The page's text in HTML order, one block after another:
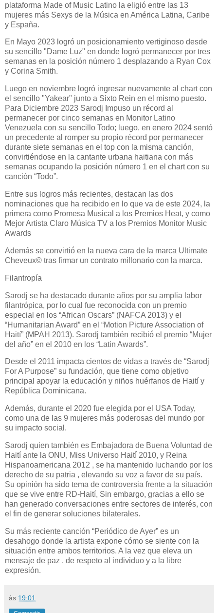
plataforma Made of Music Latino la eligió entre las 13
mujeres más Sexys de la Música en América Latina, Caribe
y España.
En Mayo 2023 logró un posicionamiento vertiginoso desde
su sencillo "Dame Luz" en donde logró permanecer por tres
semanas en la posición número 1 desplazando a Ryan Cox
y Corina Smith.
Luego en noviembre logró ingresar nuevamente al chart con
el sencillo "Yakear" junto a Sixto Rein en el mismo puesto.
Para Diciembre 2023 Sarodj Impuso un récord al
permanecer por cinco semanas en Monitor Latino
Venezuela con su sencillo Todo; luego, en enero 2024 sentó
un precedente al romper su propio récord por permanecer
durante siete semanas en el top con la misma canción,
convirtiéndose en la cantante urbana haitiana con más
semanas ocupando la posición número 1 en el chart con su
canción “Todo”.
Entre sus logros más recientes, destacan las dos
nominaciones que ha recibido en lo que va de este 2024, la
primera como Promesa Musical a los Premios Heat, y como
Mejor Artista Claro Música TV a los Premios Monitor Music
Awards
Además se convirtió́ en la nueva cara de la marca Ultimate
Cheveux© tras firmar un contrato millonario con la marca.
Filantropía
Sarodj se ha destacado durante años por su amplia labor
filantrópica, por lo cual fue reconocida con un premio
especial en los “African Oscars” (NAFCA 2013) y el
“Humanitarian Award” en el “Motion Picture Association of
Haití” (MPAH 2013). Sarodj también recibió́ el premio “Mujer
del año” en el 2010 en los “Latin Awards”.
Desde el 2011 impacta cientos de vidas a través de “Sarodj
For A Purpose” su fundación, que tiene como objetivo
principal apoyar la educación y niños huérfanos de Haití y
República Dominicana.
Además, durante el 2020 fue elegida por el USA Today,
como una de las 9 mujeres más poderosas del mundo por
su impacto social.
Sarodj quien también es Embajadora de Buena Voluntad de
Haití ante la ONU, Miss Universo Haití́ 2010, y Reina
Hispanoamericana 2012 , se ha mantenido luchando por los
derecho de su patria , elevando su voz a favor de su país.
Su opinión ha sido tema de controversia frente a la situación
que se vive entre RD-Haití, Sin embargo, gracias a ello se
han generado conversaciones entre sectores de interés, con
el fin de generar soluciones bilaterales.
Su más reciente canción “Periódico de Ayer” es un
desahogo donde la artista expone cómo se siente con la
situación entre ambos territorios. A la vez que eleva un
mensaje de paz , de respeto al individuo y a la libre
expresión.
às 19:01